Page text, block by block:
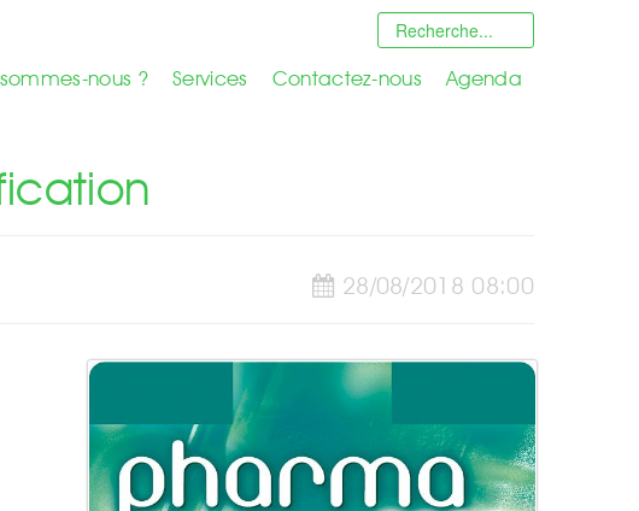
nous ? Services Contactez-nous Agenda
28/08/2018 08:00